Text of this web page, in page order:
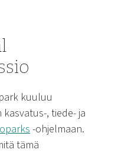
kuuluu
, tiede- ja
-ohjelmaan.
tämä